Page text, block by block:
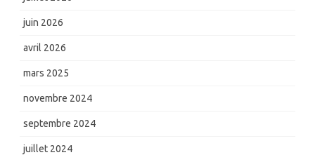
juin 2026
avril 2026
mars 2025
novembre 2024
septembre 2024
juillet 2024